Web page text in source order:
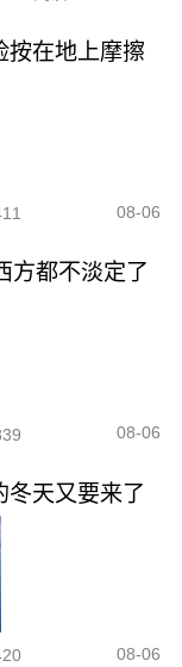
按在地上摩擦
08-06
方都不淡定了
08-06
冬天又要来了
08-06